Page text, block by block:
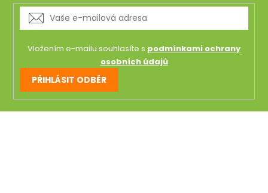
Vložením e-mailu souhlasíte s podmínkami ochrany
osobních údajů
PŘIHLÁSIT ODBĚR